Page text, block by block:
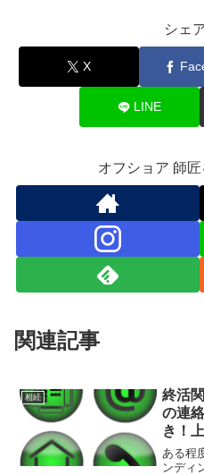
シェ
X
LINE
オフショア 師
関連記事
相続
終活
の連
き！
けれ
ある程
ンディ